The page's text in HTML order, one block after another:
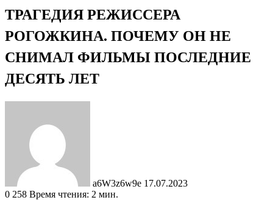
ТРАГЕДИЯ РЕЖИССЕРА
РОГОЖКИНА. ПОЧЕМУ ОН НЕ
СНИМАЛ ФИЛЬМЫ ПОСЛЕДНИЕ
ДЕСЯТЬ ЛЕТ
a6W3z6w9e 17.07.2023
0 258 Время чтения: 2 мин.